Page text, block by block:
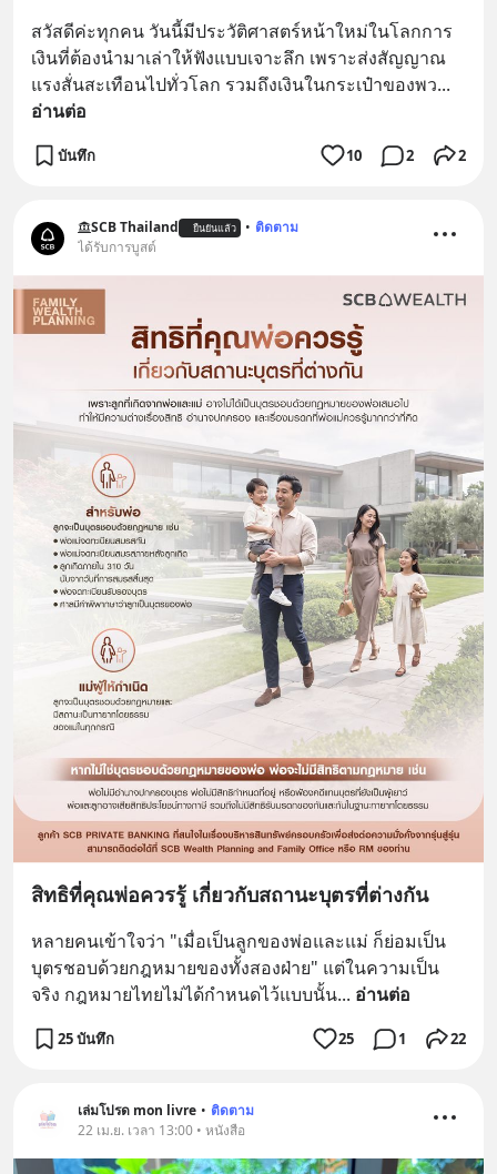
สวัสดีค่ะทุกคน วันนี้มีประวัติศาสตร์หน้าใหม่ในโลกการ
เงินที่ต้องนำมาเล่าให้ฟังแบบเจาะลึก เพราะส่งสัญญาณ
แรงสั่นสะเทือนไปทั่วโลก รวมถึงเงินในกระเป๋าของพว
อ่านต่อ
บันทึก 10 2 2
SCB Thailand ยืนยันแล้ว • ติดตาม
ได้รับการบูสต์
สิทธิที่คุณพ่อควรรู้ เกี่ยวกับสถานะบุตรที่ต่างกัน
หลายคนเข้าใจว่า "เมื่อเป็นลูกของพ่อและแม่ ก็ย่อมเป็น
บุตรชอบด้วยกฎหมายของทั้งสองฝ่าย" แต่ในความเป็น
จริง กฎหมายไทยไม่ได้กำหนดไว้แบบนั้น... อ่านต่อ
25 บันทึก 25 1 22
เล่มโปรด mon livre • ติดตาม
22 เม.ย. เวลา 13:00 • หนังสือ